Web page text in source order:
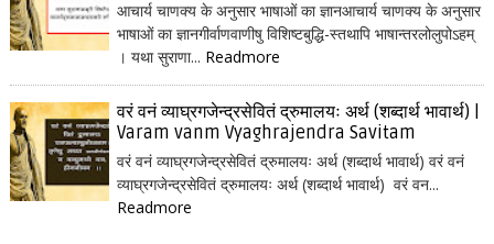
आचार्य चाणक्य के अनुसार भाषाओं का ज्ञानआचार्य चाणक्य के अनुसार
भाषाओं का ज्ञानगीर्वाणवाणीषु विशिष्टबुद्धि-स्तथापि भाषान्तरलोलुपोऽहम्
। यथा सुराणा... Readmore
वरं वनं व्याघ्रगजेन्द्रसेवितं द्रुमालयः अर्थ (शब्दार्थ भावार्थ) |
Varam vanm Vyaghrajendra Savitam
वरं वनं व्याघ्रगजेन्द्रसेवितं द्रुमालयः अर्थ (शब्दार्थ भावार्थ) वरं वनं
व्याघ्रगजेन्द्रसेवितं द्रुमालयः अर्थ (शब्दार्थ भावार्थ) वरं वन...
Readmore